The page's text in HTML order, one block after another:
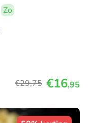
Zo
€29,75 €16,95